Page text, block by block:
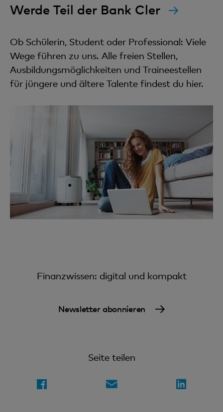
Werde Teil der Bank Cler
Ob Schülerin, Student oder Professional: Viele
Wege führen zu uns. Alle freien Stellen,
Ausbildungsmöglichkeiten und Traineestellen
für jüngere und ältere Talente findest du hier.
Finanzwissen: digital und kompakt
Newsletter abonnieren
Seite teilen